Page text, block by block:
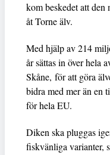
kom beskedet att den
åt Torne älv.
Med hjälp av 214
år sättas in över hela
Skåne, för att göra
bidra med mer än en
för hela EU.
Diken ska pluggas
fiskvänliga varianter,